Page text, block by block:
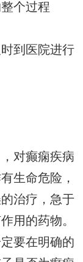
个过程
到医院进行
对癫痫疾病
生命危险，
治疗，急于
用的药物。
要在明确的